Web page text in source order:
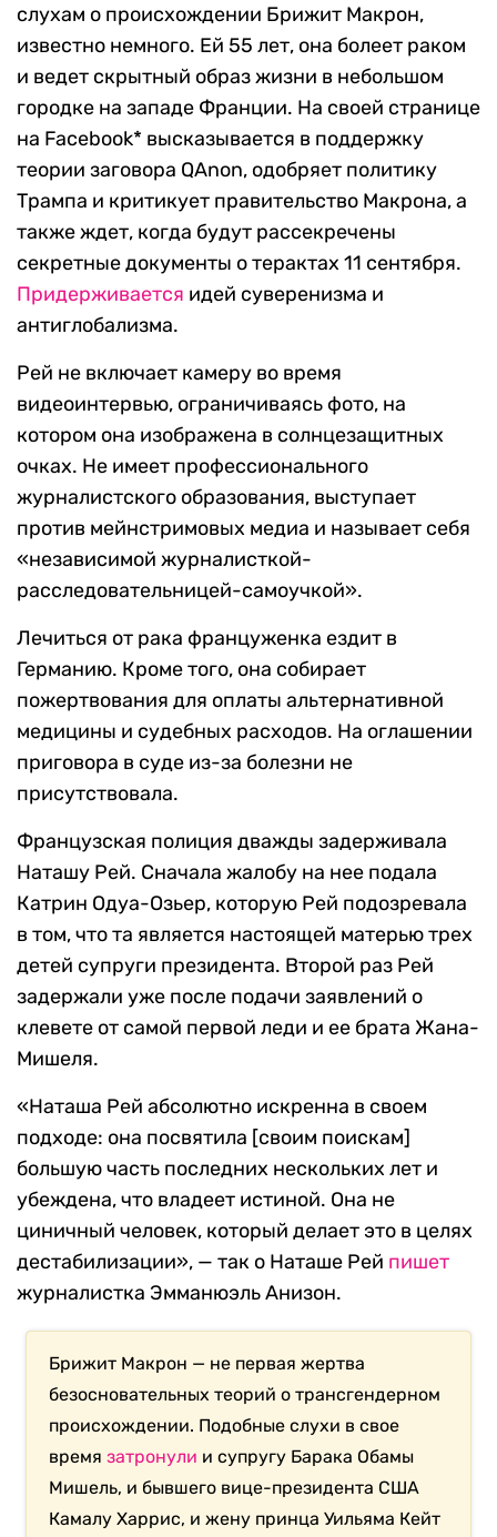
слухам о происхождении Брижит Макрон,
известно немного. Ей 55 лет, она болеет раком
и ведет скрытный образ жизни в небольшом
городке на западе Франции. На своей странице
на Facebook* высказывается в поддержку
теории заговора QAnon, одобряет политику
Трампа и критикует правительство Макрона, а
также ждет, когда будут рассекречены
секретные документы о терактах 11 сентября.
Придерживается идей суверенизма и
антиглобализма.
Рей не включает камеру во время
видеоинтервью, ограничиваясь фото, на
котором она изображена в солнцезащитных
очках. Не имеет профессионального
журналистского образования, выступает
против мейнстримовых медиа и называет себя
«независимой журналисткой-
расследовательницей-самоучкой».
Лечиться от рака француженка ездит в
Германию. Кроме того, она собирает
пожертвования для оплаты альтернативной
медицины и судебных расходов. На оглашении
приговора в суде из-за болезни не
присутствовала.
Французская полиция дважды задерживала
Наташу Рей. Сначала жалобу на нее подала
Катрин Одуа-Озьер, которую Рей подозревала
в том, что та является настоящей матерью трех
детей супруги президента. Второй раз Рей
задержали уже после подачи заявлений о
клевете от самой первой леди и ее брата Жана-
Мишеля.
«Наташа Рей абсолютно искренна в своем
подходе: она посвятила [своим поискам]
большую часть последних нескольких лет и
убеждена, что владеет истиной. Она не
циничный человек, который делает это в целях
дестабилизации», — так о Наташе Рей пишет
журналистка Эмманюэль Анизон.
Брижит Макрон — не первая жертва
безосновательных теорий о трансгендерном
происхождении. Подобные слухи в свое
времязатронули и супругу Барака Обамы
Мишель, и бывшего вице-президента США
Камалу Харрис, и жену принца Уильяма Кейт